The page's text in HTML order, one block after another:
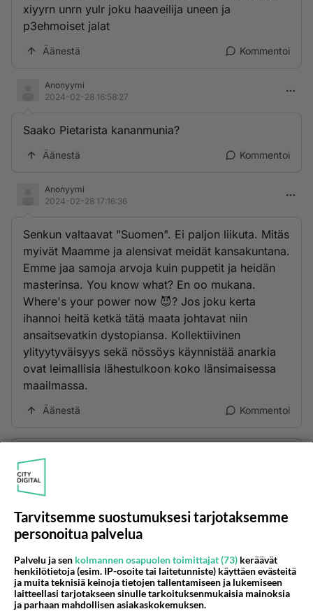
xiyyrn unrn yulr joku haaveilija uneen ja
p3ehmoiset jalat
Äänestä Kommentoi
Anonyymi
2024-02-28 16:58:27
Saako Pietarista kananmunia?
Äänestä Kommentoi
Anonyymi
2024-02-28 17:16:36
Senkun valtaavat "Suomen". Ei paljon liikuta. Mitäs
myivät Maamme ja alensivat meidät kansakuntana.
Emme jaa samoja arvoja kuin puppetit ja heidän
masterinsa. You know what? En oo mukana.
Where's your power now 😈? Jos joku kerta
ihannoi heitä ketkä tätä maata johtavat niin
ansaitsevatkin dystopiansa. Kollektiivinen
ylityytyväisyys sekä nössöys käynnistää anarkia
ovat leimallisia lähestulkoon koko länsimaisessa
maailmassa.
Äänestä Kommentoi
Ketjusta on poistettu sääntöjenvastaista viestiä.
Takaisin ylös
LUETUIMMAT KESKUSTELUT
PÄIVÄ VIIKKO KUUKAUSI
Tarvitsemme suostumuksesi tarjotaksemme
personoitua palvelua
Palvelu ja sen kolmannen osapuolen toimittajat (73) keräävät
henkilötietoja (esim. IP-osoite tai laitetunniste) käyttäen evästeitä
ja muita teknisiä keinoja tietojen tallentamiseen ja lukemiseen
laitteellasi tarjotakseen sinulle tarkoituksenmukaisia mainoksia
ja parhaan mahdollisen asiakaskokemuksen.